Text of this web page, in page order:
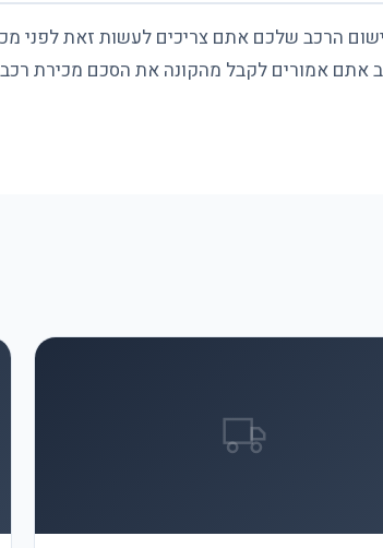
הרכב שלכם אתם צריכים לעשות זאת לפני
אתם אמורים לקבל מהקונה את הסכם מכירת רכב